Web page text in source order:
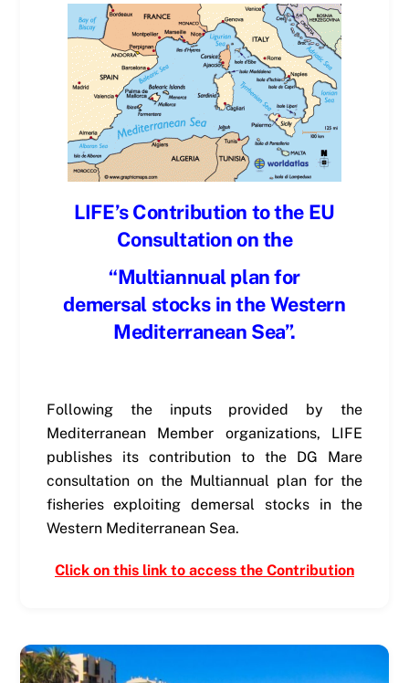
LIFE’s Contribution to the EU
Consultation on the
“Multiannual plan for
demersal stocks in the Western
Mediterranean Sea”.
Following the inputs provided by the
Mediterranean Member organizations, LIFE
publishes its contribution to the DG Mare
consultation on the Multiannual plan for the
fisheries exploiting demersal stocks in the
Western Mediterranean Sea.
Click on this link to access the Contribution